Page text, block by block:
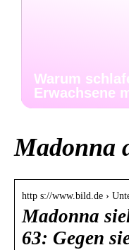
Warum
Erwachsene
Madonna
http s://www.bild.de ›
Madonna
63: Gegen